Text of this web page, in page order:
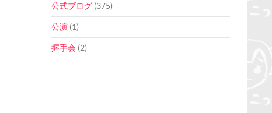
公式ブログ (375)
公演 (1)
握手会 (2)